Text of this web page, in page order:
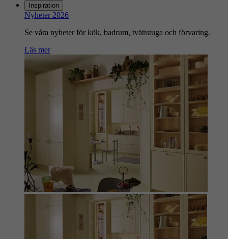
Inspiration
Nyheter 2026
Se våra nyheter för kök, badrum, tvättstuga och förvaring.
Läs mer